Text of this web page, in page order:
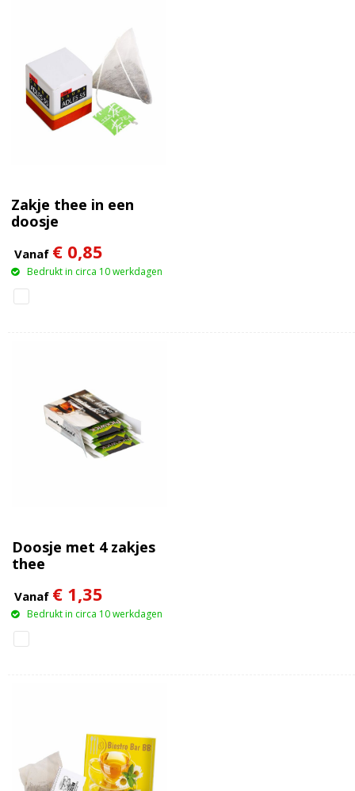
Zakje thee in een
doosje
Vanaf € 0,85
Bedrukt in circa 10 werkdagen
Doosje met 4 zakjes
thee
Vanaf € 1,35
Bedrukt in circa 10 werkdagen